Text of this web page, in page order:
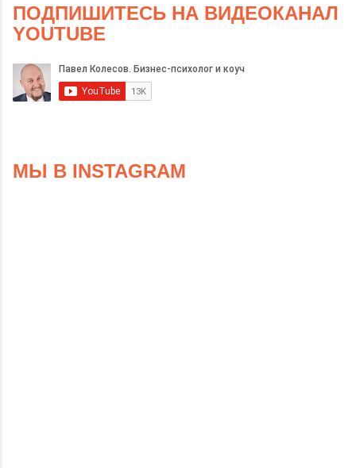
ПОДПИШИТЕСЬ НА ВИДЕОКАНАЛ
YOUTUBE
МЫ В INSTAGRAM